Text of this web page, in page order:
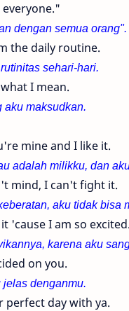
everyone."
dengan semua orang".
the daily routine.
sehari-hari.
I mean.
aku maksudkan.
mine and I like it.
adalah milikku, dan
mind, I can't fight it.
aku tidak bisa
'cause I am so
karena aku
on you.
denganmu.
perfect day with ya.